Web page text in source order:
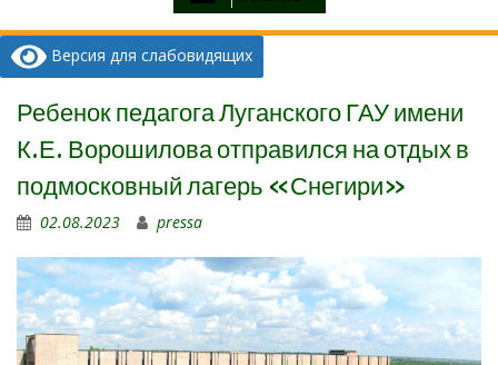
Версия для слабовидящих
Ребенок педагога Луганского ГАУ имени
К.Е. Ворошилова отправился на отдых в
подмосковный лагерь «Снегири»
02.08.2023 pressa